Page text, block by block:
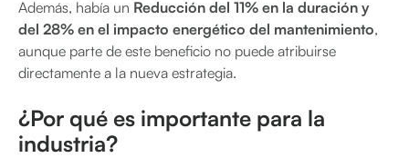
Además, había un Reducción del 11% en la duración y
del 28% en el impacto energético del mantenimiento,
aunque parte de este beneficio no puede atribuirse
directamente a la nueva estrategia.
¿Por qué es importante para la
industria?